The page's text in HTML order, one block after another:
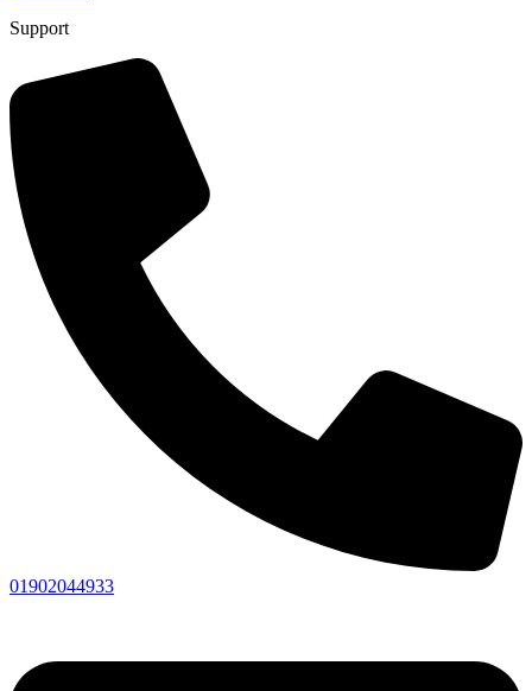
Support
01902044933